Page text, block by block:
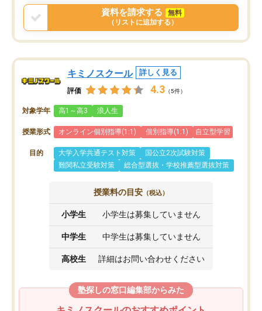
戻せ、授業内容や講師の方は良かった
と思います。
資料を請求する
無料
（リストに追加する）
キミノスクール 詳しく見る
評価 4.3 （5件）
対象学年 高1～高3 浪人生
授業形式 オンライン個別指導(1:1) 個別指導(1:1) 自立型学習
目的 大学入学共通テスト対策
国公立2次試験対策
難関私立受験対策
総合型選抜・学校推薦型選抜対策
授業料の目安 （税込）
小学生 小学生は募集していません
中学生 中学生は募集していません
高校生 詳細はお問い合わせください
塾探しの窓口編集部からみた